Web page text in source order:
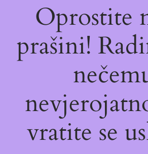
Oprostite
prašini!
vratite se